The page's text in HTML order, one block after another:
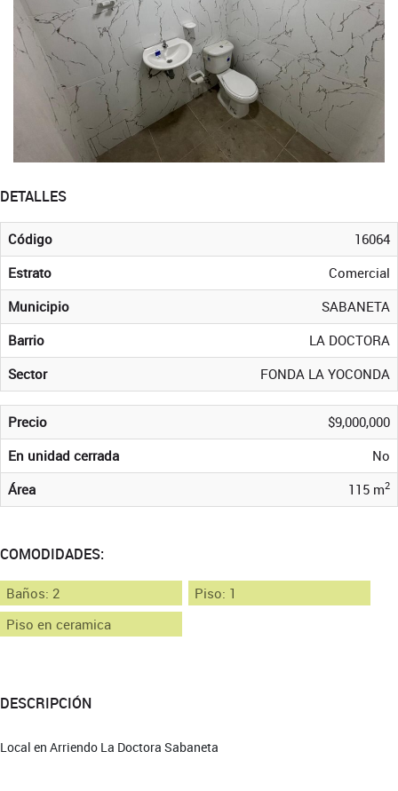
DETALLES
Código
16064
Estrato
Comercial
Municipio
SABANETA
Barrio
LA DOCTORA
Sector
FONDA LA YOCONDA
Precio
$9,000,000
En unidad cerrada
No
Área
115 m2
COMODIDADES:
Baños: 2
Piso: 1
Piso en ceramica
DESCRIPCIÓN
Local en Arriendo La Doctora Sabaneta